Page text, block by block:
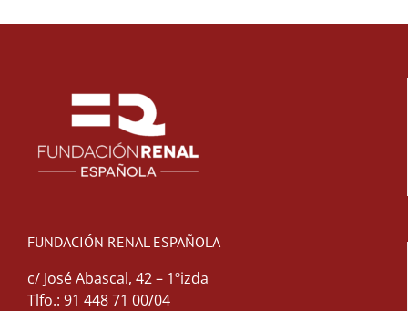
FUNDACIÓN RENAL ESPAÑOLA
c/ José Abascal, 42 – 1ºizda
Tlfo.: 91 448 71 00/04